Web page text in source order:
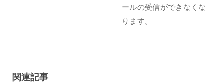
ールの受信ができなくな
ります。
関連記事